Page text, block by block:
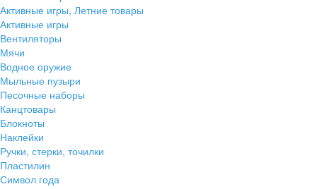
Активные игры, Летние товары
Активные игры
Вентиляторы
Мячи
Водное оружие
Мыльные пузыри
Песочные наборы
Канцтовары
Блокноты
Наклейки
Ручки, стерки, точилки
Пластилин
Символ года